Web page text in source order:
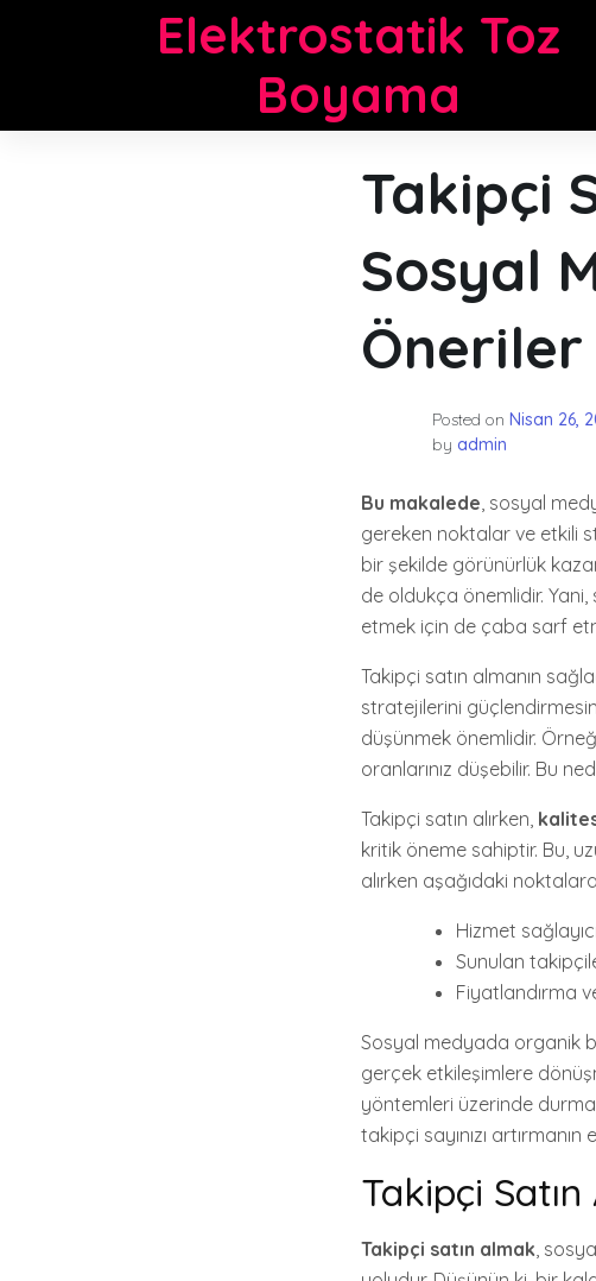
Elektrostatik Toz
Boyama
Takipçi
Sosyal
Öneriler
Posted on Nisan 26,
by admin
Bu makalede, sosyal
gereken noktalar ve etkili
bir şekilde görünürlük
de oldukça önemlidir. Yani,
etmek için de çaba sarf
Takipçi satın almanın
stratejilerini
düşünmek önemlidir.
oranlarınız düşebilir. Bu
Takipçi satın alırken,
kritik öneme sahiptir. Bu,
alırken aşağıdaki
Hizmet
Sunulan
Fiyatlandırma
Sosyal medyada organik
gerçek etkileşimlere
yöntemleri üzerinde
takipçi sayınızı artırmanın
Takipçi
Takipçi satın almak,